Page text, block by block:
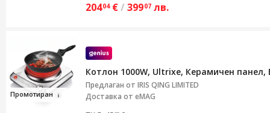
20404 €/ 39907 лв.
Промотиран
Котлон 1000W, Ultrixe, Керамичен
Предлаган от IRIS QING LIMITED
Доставка от eMAG